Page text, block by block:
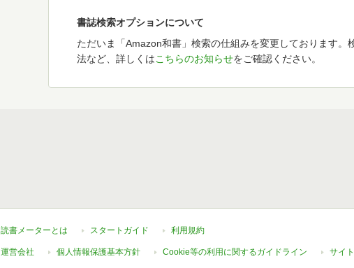
書誌検索オプションについて
ただいま「Amazon和書」検索の仕組みを変更しております。
法など、詳しくはこちらのお知らせをご確認ください。
読書メーターとは スタートガイド 利用規約
運営会社 個人情報保護基本方針 Cookie等の利用に関するガイドライン サイ